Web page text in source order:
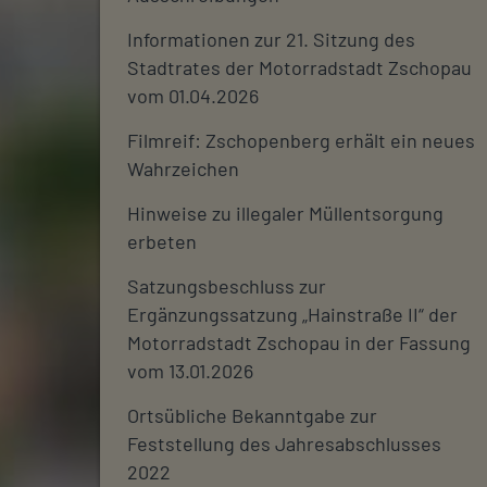
Informationen zur 21. Sitzung des
Stadtrates der Motorradstadt Zschopau
vom 01.04.2026
Filmreif: Zschopenberg erhält ein neues
Wahrzeichen
Hinweise zu illegaler Müllentsorgung
erbeten
Satzungsbeschluss zur
Ergänzungssatzung „Hainstraße II“ der
Motorradstadt Zschopau in der Fassung
vom 13.01.2026
Ortsübliche Bekanntgabe zur
Feststellung des Jahresabschlusses
2022